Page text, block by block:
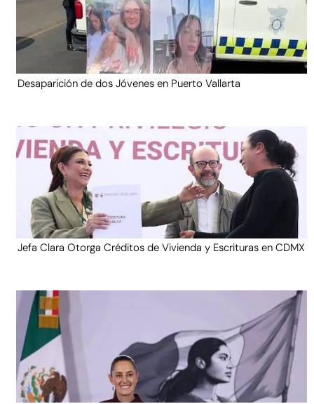
Desaparición de dos Jóvenes en Puerto Vallarta
Jefa Clara Otorga Créditos de Vivienda y Escrituras en CDMX